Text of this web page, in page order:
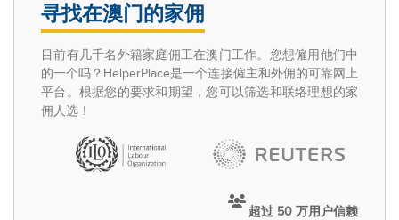
寻找在澳门的家佣
目前有几千名外籍家庭佣工在澳门工作。您想僱用他们中
的一个吗？HelperPlace是一个连接僱主和外佣的可靠网上
平台。根据您的要求和期望，您可以筛选和联络理想的家
佣人选！
超过 50 万用户信赖